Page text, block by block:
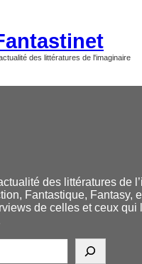
des littératures de l'imaginaire
des littératures de
Fantastique, Fantasy,
de celles et ceux qui